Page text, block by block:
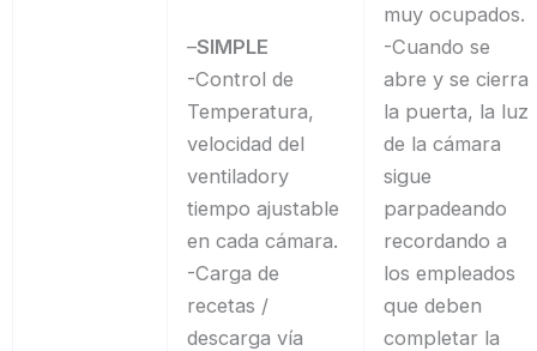
–SIMPLE
-Control de
Temperatura,
velocidad del
ventiladory
tiempo ajustable
en cada cámara.
-Carga de
recetas /
descarga vía
muy ocupados.
-Cuando se
abre y se cierra
la puerta, la luz
de la cámara
sigue
parpadeando
recordando a
los empleados
que deben
completar la